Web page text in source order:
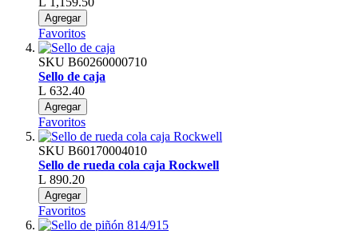
Agregar
Favoritos
SKU B60260000710
Sello de caja
L 632.40
Agregar
Favoritos
SKU B60170004010
Sello de rueda cola caja Rockwell
L 890.20
Agregar
Favoritos